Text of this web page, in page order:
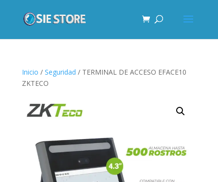
Inicio / Seguridad / TERMINAL DE ACCESO EFACE10
ZKTECO